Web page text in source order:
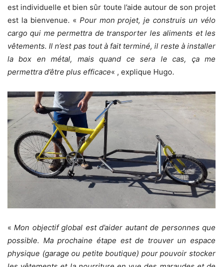
est individuelle et bien sûr toute l’aide autour de son projet
est la bienvenue. « Pour mon projet, je construis un vélo
cargo qui me permettra de transporter les aliments et les
vêtements. Il n’est pas tout à fait terminé, il reste à installer
la box en métal, mais quand ce sera le cas, ça me
permettra d’être plus efficace« , explique Hugo.
«Mon objectif global est d’aider autant de personnes que
possible. Ma prochaine étape est de trouver un espace
physique (garage ou petite boutique) pour pouvoir stocker